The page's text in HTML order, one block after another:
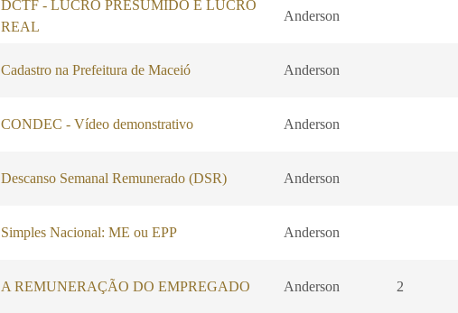
DCTF - LUCRO PRESUMIDO E LUCRO
REAL
Anderson
Cadastro na Prefeitura de Maceió Anderson
CONDEC - Vídeo demonstrativo Anderson
Descanso Semanal Remunerado (DSR) Anderson
Simples Nacional: ME ou EPP Anderson
A REMUNERAÇÃO DO EMPREGADO Anderson 2